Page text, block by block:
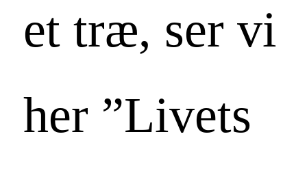
et træ, ser vi
her ”Livets